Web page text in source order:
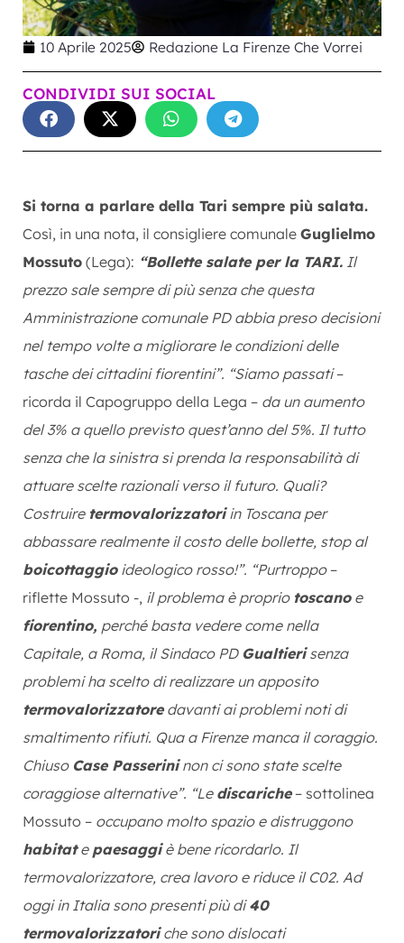
10 Aprile 2025 Redazione La Firenze Che Vorrei
CONDIVIDI SUI SOCIAL
Si torna a parlare della Tari sempre più salata.
Così, in una nota, il consigliere comunale Guglielmo
Mossuto (Lega): “Bollette salate per la TARI. Il
prezzo sale sempre di più senza che questa
Amministrazione comunale PD abbia preso decisioni
nel tempo volte a migliorare le condizioni delle
tasche dei cittadini fiorentini”. “Siamo passati–
ricorda il Capogruppo della Lega – da un aumento
del 3% a quello previsto quest’anno del 5%. Il tutto
senza che la sinistra si prenda la responsabilità di
attuare scelte razionali verso il futuro. Quali?
Costruire termovalorizzatoriin Toscana per
abbassare realmente il costo delle bollette, stop al
boicottaggioideologico rosso!”. “Purtroppo–
riflette Mossuto -, il problema è proprio toscanoe
fiorentino, perché basta vedere come nella
Capitale, a Roma, il Sindaco PD Gualtierisenza
problemi ha scelto di realizzare un apposito
termovalorizzatoredavanti ai problemi noti di
smaltimento rifiuti. Qua a Firenze manca il coraggio.
Chiuso Case Passerininon ci sono state scelte
coraggiose alternative”. “Le discariche– sottolinea
Mossuto – occupano molto spazio e distruggono
habitate paesaggiè bene ricordarlo. Il
termovalorizzatore, crea lavoro e riduce il C02. Ad
oggi in Italia sono presenti più di40
termovalorizzatoriche sono dislocati